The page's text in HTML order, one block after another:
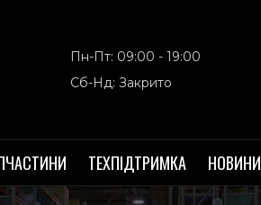
Пн-Пт: 09:00 - 19:00
Сб-Нд: Закрито
ТЕХПІДТРИМКА НОВИНИ